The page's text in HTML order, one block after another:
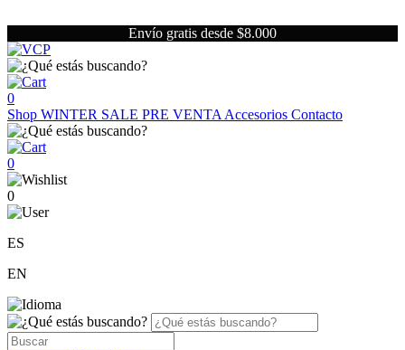
Envío gratis desde $8.000
0
Shop WINTER SALE PRE VENTA Accesorios Contacto
0
0
ES
EN